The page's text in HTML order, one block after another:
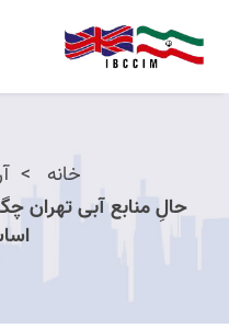
خانه
حالِ منابع آبی تهران